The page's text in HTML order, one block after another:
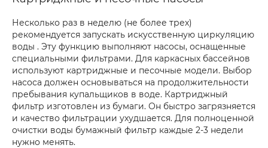
Несколько раз в неделю (не более трех)
рекомендуется запускать искусственную циркуляцию
воды . Эту функцию выполняют насосы, оснащенные
специальными фильтрами. Для каркасных бассейнов
используют картриджные и песочные модели. Выбор
насоса должен основываться на продолжительности
пребывания купальщиков в воде. Картриджный
фильтр изготовлен из бумаги. Он быстро загрязняется
и качество фильтрации ухудшается. Для полноценной
очистки воды бумажный фильтр каждые 2-3 недели
нужно менять.